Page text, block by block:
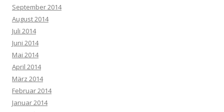
September 2014
August 2014
Juli 2014
Juni 2014
Mai 2014
April 2014
März 2014
Februar 2014
Januar 2014